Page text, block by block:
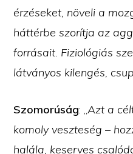
érzéseket, növeli a
háttérbe szorítja az
forrásait. Fiziológiás
látványos kilengés,
Szomorúság: „Azt a
komoly veszteség –
halála, keserves